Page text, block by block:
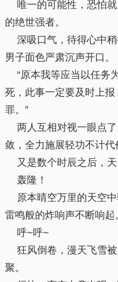
唯一的可能性，恐怕
的绝世强者。
深吸口气，待得心中稍
男子面色严肃沉声开口。
“原本我等应当以任务
死，此事一定要及时上
罪。”
两人互相对视一眼点了
敛，全力施展轻功不计代
又是数个时辰之后，天
轰隆！
原本晴空万里的天空中
雷鸣般的炸响声不断响起
呼~呼~
狂风倒卷，漫天飞雪被
聚。